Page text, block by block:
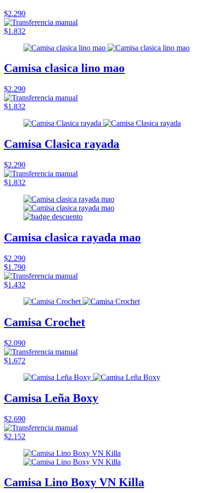
$2.290
$1.832
Camisa clasica lino mao
$2.290
$1.832
Camisa Clasica rayada
$2.290
$1.832
Camisa clasica rayada mao
$2.290
$1.790
$1.432
Camisa Crochet
$2.090
$1.672
Camisa Leña Boxy
$2.690
$2.152
Camisa Lino Boxy VN Killa